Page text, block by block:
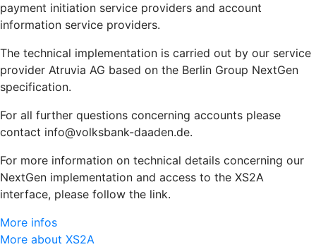
payment initiation service providers and account
information service providers.
The technical implementation is carried out by our service
provider Atruvia AG based on the Berlin Group NextGen
specification.
For all further questions concerning accounts please
contact info@volksbank-daaden.de.
For more information on technical details concerning our
NextGen implementation and access to the XS2A
interface, please follow the link.
More infos
More about XS2A